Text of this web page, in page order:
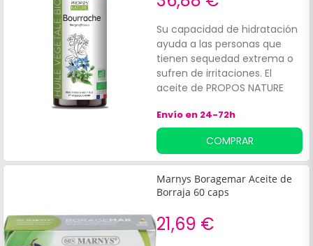
Su capacidad de hidratación
ayuda a las personas que
tienen sequedad extrema o
sufren de irritaciones. El
aceite de PROPOS NATURE
el crecimiento capilar y
como base para mascarillas,
arcillas o exfoliantes.
Envío en 24-72h
COMPRAR
Marnys Boragemar Aceite de
Borraja 60 caps
21,69 €